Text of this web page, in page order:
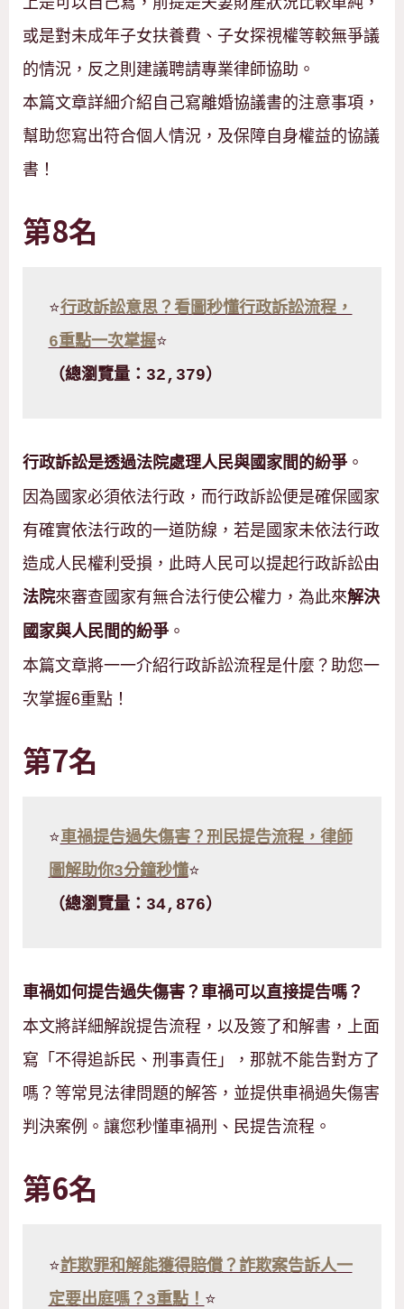
或是對未成年子女扶養費、子女探視權等較無爭議
的情況，反之則建議聘請專業律師協助。
本篇文章詳細介紹自己寫離婚協議書的注意事項，
幫助您寫出符合個人情況，及保障自身權益的協議
書！
第8名
⭐行政訴訟意思？看圖秒懂行政訴訟流程，
6重點一次掌握⭐
（總瀏覽量：32,379）
行政訴訟是透過法院處理人民與國家間的紛爭。
因為國家必須依法行政，而行政訴訟便是確保國家
有確實依法行政的一道防線，若是國家未依法行政
造成人民權利受損，此時人民可以提起行政訴訟由
法院來審查國家有無合法行使公權力，為此來解決
國家與人民間的紛爭。
本篇文章將一一介紹行政訴訟流程是什麼？助您一
次掌握6重點！
第7名
⭐車禍提告過失傷害？刑民提告流程，律師
圖解助你3分鐘秒懂⭐
（總瀏覽量：34,876）
車禍如何提告過失傷害？車禍可以直接提告嗎？
本文將詳細解說提告流程，以及簽了和解書，上面
寫「不得追訴民、刑事責任」，那就不能告對方了
嗎？等常見法律問題的解答，並提供車禍過失傷害
判決案例。讓您秒懂車禍刑、民提告流程。
第6名
⭐詐欺罪和解能獲得賠償？詐欺案告訴人一
定要出庭嗎？3重點！ ⭐